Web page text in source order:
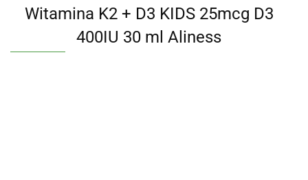
Witamina K2 + D3 KIDS 25mcg D3
400IU 30 ml Aliness